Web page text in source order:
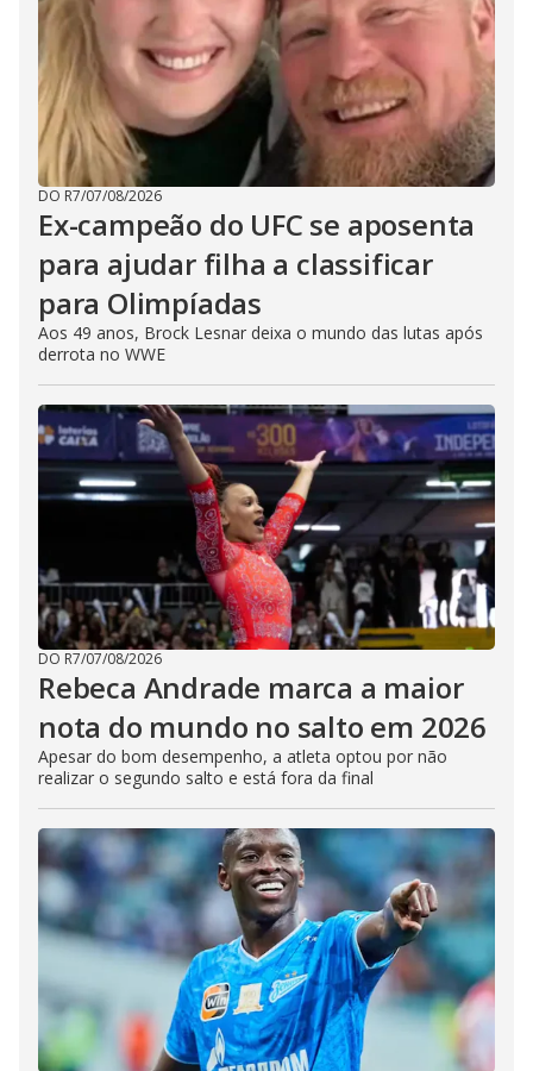
DO R7/07/08/2026
Ex-campeão do UFC se aposenta
para ajudar filha a classificar
para Olimpíadas
Aos 49 anos, Brock Lesnar deixa o mundo das lutas após
derrota no WWE
DO R7/07/08/2026
Rebeca Andrade marca a maior
nota do mundo no salto em 2026
Apesar do bom desempenho, a atleta optou por não
realizar o segundo salto e está fora da final